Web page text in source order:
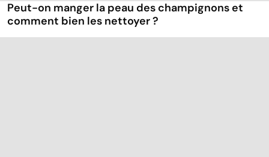
Peut-on manger la peau des champignons et
comment bien les nettoyer ?